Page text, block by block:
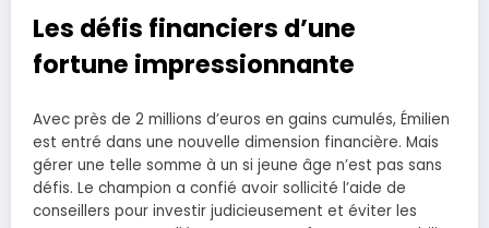
Les défis financiers d’une
fortune impressionnante
Avec près de 2 millions d’euros en gains cumulés, Émilien
est entré dans une nouvelle dimension financière. Mais
gérer une telle somme à un si jeune âge n’est pas sans
défis. Le champion a confié avoir sollicité l’aide de
conseillers pour investir judicieusement et éviter les